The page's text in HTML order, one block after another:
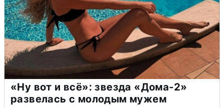
«Ну вот и всё»: звезда «Дома-2»
развелась с молодым мужем